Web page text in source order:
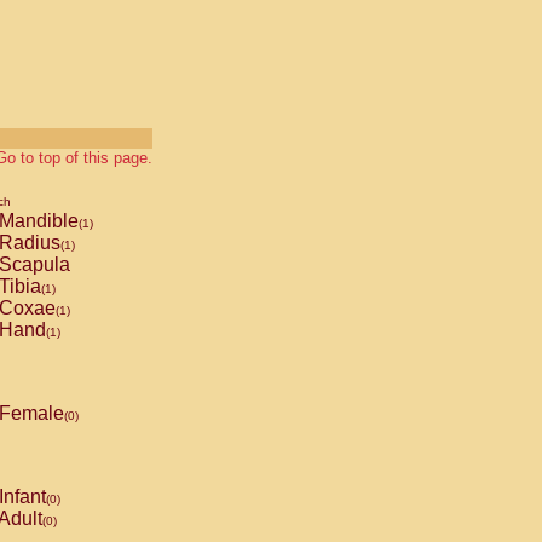
to top of this page.
Mandible(1)
Radius(1)
Scapula
Tibia(1)
Coxae(1)
Hand(1)
Female(0)
Infant(0)
(0)